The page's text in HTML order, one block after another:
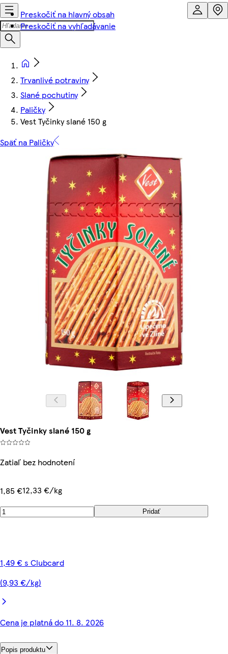
Preskočiť na hlavný obsah
Preskočiť na vyhľadávanie
Trvanlivé potraviny
Slané pochutiny
Paličky
Vest Tyčinky slané 150 g
Späť na Paličky
Vest Tyčinky slané 150 g
Zatiaľ bez hodnotení
1,85 €12,33 €/kg
Pridať
1,49 € s Clubcard
(9,93 €/kg)
Cena je platná do 11. 8. 2026
Popis produktu